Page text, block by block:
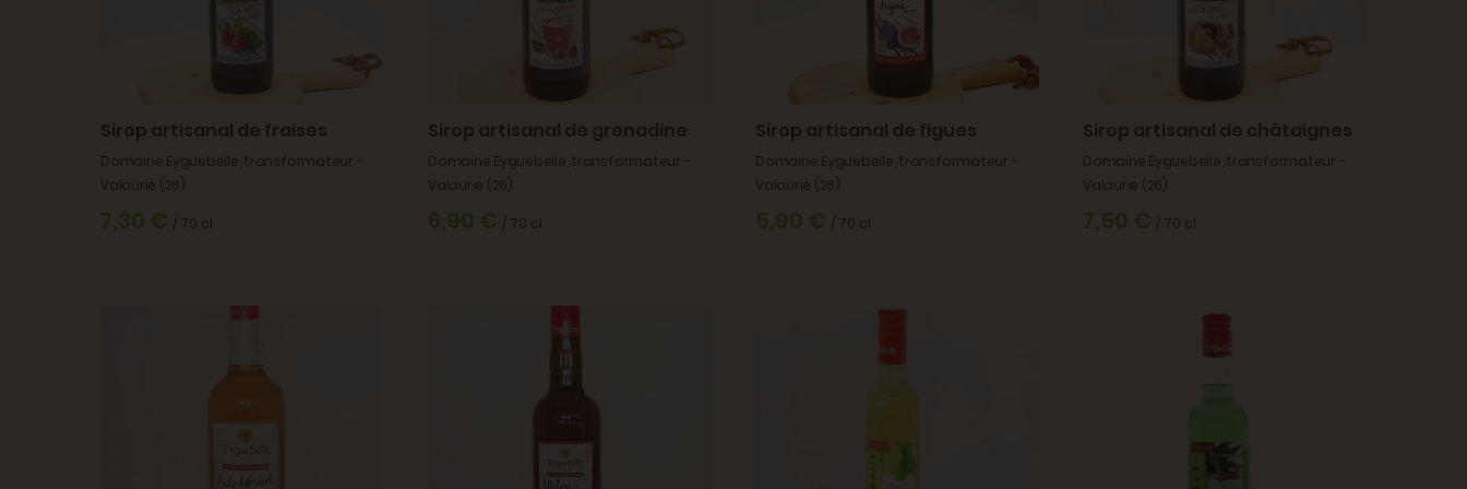
Sirop artisanal de fraises
Domaine Eyguebelle, transformateur -
Valaurie (26)
7,30 € / 70 cl
Sirop artisanal de grenadine
Domaine Eyguebelle, transformateur -
Valaurie (26)
6,90 € / 70 cl
Sirop artisanal de figues
Domaine Eyguebelle, transformateur -
Valaurie (26)
5,90 € / 70 cl
Sirop artisanal de châtaignes
Domaine Eyguebelle, transformateur -
Valaurie (26)
7,50 € / 70 cl